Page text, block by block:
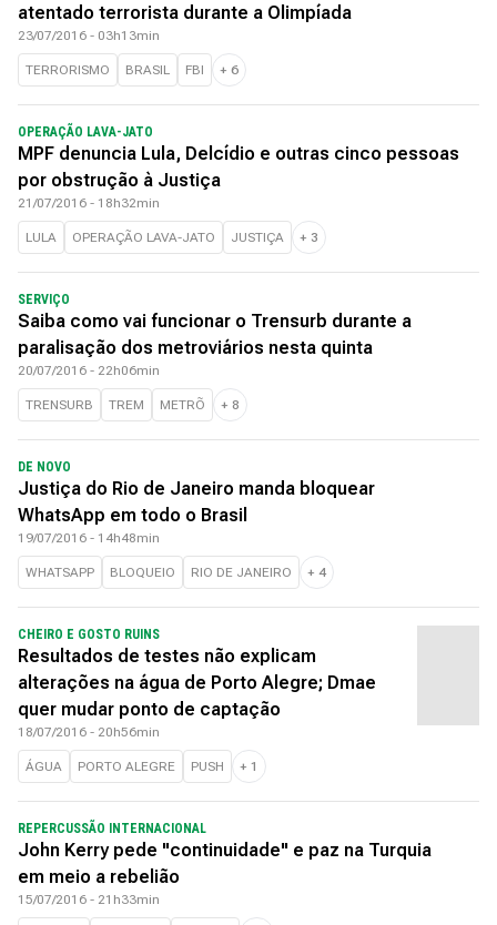
atentado terrorista durante a Olimpíada
23/07/2016 - 03h13min
TERRORISMO BRASIL FBI + 6
OPERAÇÃO LAVA-JATO
MPF denuncia Lula, Delcídio e outras cinco pessoas
por obstrução à Justiça
21/07/2016 - 18h32min
LULA OPERAÇÃO LAVA-JATO JUSTIÇA + 3
SERVIÇO
Saiba como vai funcionar o Trensurb durante a
paralisação dos metroviários nesta quinta
20/07/2016 - 22h06min
TRENSURB TREM METRÕ + 8
DE NOVO
Justiça do Rio de Janeiro manda bloquear
WhatsApp em todo o Brasil
19/07/2016 - 14h48min
WHATSAPP BLOQUEIO RIO DE JANEIRO + 4
CHEIRO E GOSTO RUINS
Resultados de testes não explicam
alterações na água de Porto Alegre; Dmae
quer mudar ponto de captação
18/07/2016 - 20h56min
ÁGUA PORTO ALEGRE PUSH + 1
REPERCUSSÃO INTERNACIONAL
John Kerry pede "continuidade" e paz na Turquia
em meio a rebelião
15/07/2016 - 21h33min